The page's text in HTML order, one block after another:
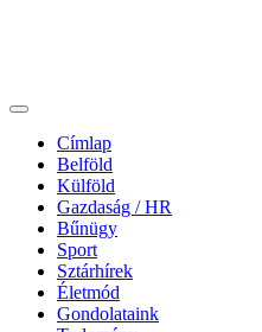
Címlap
Belföld
Külföld
Gazdaság / HR
Bűnügy
Sport
Sztárhírek
Életmód
Gondolataink